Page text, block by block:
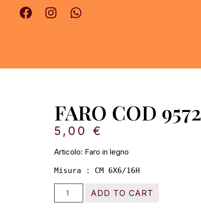
FARO COD 9572
5,00 €
Articolo: Faro in legno
Misura : CM 6X6/16H
ADD TO CART